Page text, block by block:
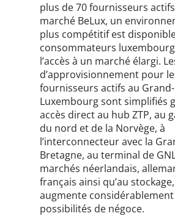
plus de 70 fournisseurs
marché BeLux, un
plus compétitif est
consommateurs
l’accès à un marché élargi.
d’approvisionnement pour
fournisseurs actifs au
Luxembourg sont simplifiés
accès direct au hub ZTP, au
du nord et de la Norvège, à
l’interconnecteur avec la
Bretagne, au terminal de
marchés néerlandais,
français ainsi qu’au
augmente considérablement
possibilités de négoce.